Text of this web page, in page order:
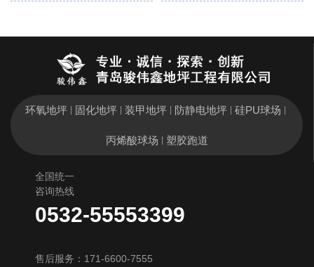
安全
环氧地坪 固化地坪 装甲地坪 防静电地坪 硅PU球场
丙烯酸球场 塑胶跑道
全国统一
咨询热线
0532-55553399
售后服务：171-6600-7555